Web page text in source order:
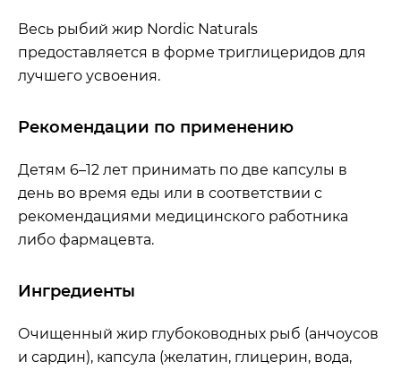
Весь рыбий жир Nordic Naturals
предоставляется в форме триглицеридов для
лучшего усвоения.
Рекомендации по применению
Детям 6–12 лет принимать по две капсулы в
день во время еды или в соответствии с
рекомендациями медицинского работника
либо фармацевта.
Ингредиенты
Очищенный жир глубоководных рыб (анчоусов
и сардин), капсула (желатин, глицерин, вода,